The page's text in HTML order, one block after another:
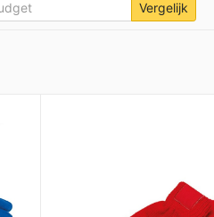
Vergelijk